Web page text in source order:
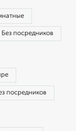
Без посредников
посредников